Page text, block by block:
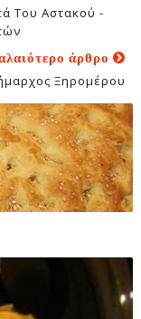
Του Αστακού -
άρθρο
Ξηρομέρου